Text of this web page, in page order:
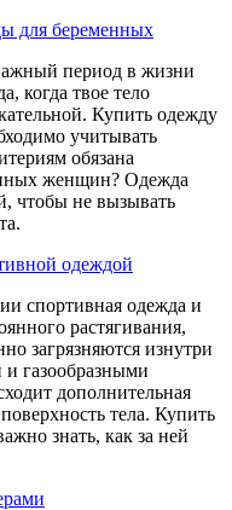
для беременных
период в жизни
когда твое тело
Купить одежду
учитывать
обязана
женщин? Одежда
чтобы не вызывать
одеждой
спортивная одежда и
растягивания,
загрязняются изнутри
газообразными
дополнительная
тела. Купить
знать, как за ней